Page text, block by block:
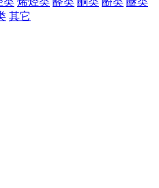
其它